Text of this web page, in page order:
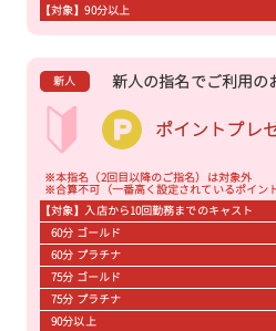
【対象】90分以上
新人 新人の指名でご利用の
ポイントプレ
※本指名（2回目以降のご指名）は対象外
※合算不可（一番高く設定されているポイン
【対象】入店から10回勤務までのキャスト
60分 ゴールド
60分 プラチナ
75分 ゴールド
75分 プラチナ
90分以上